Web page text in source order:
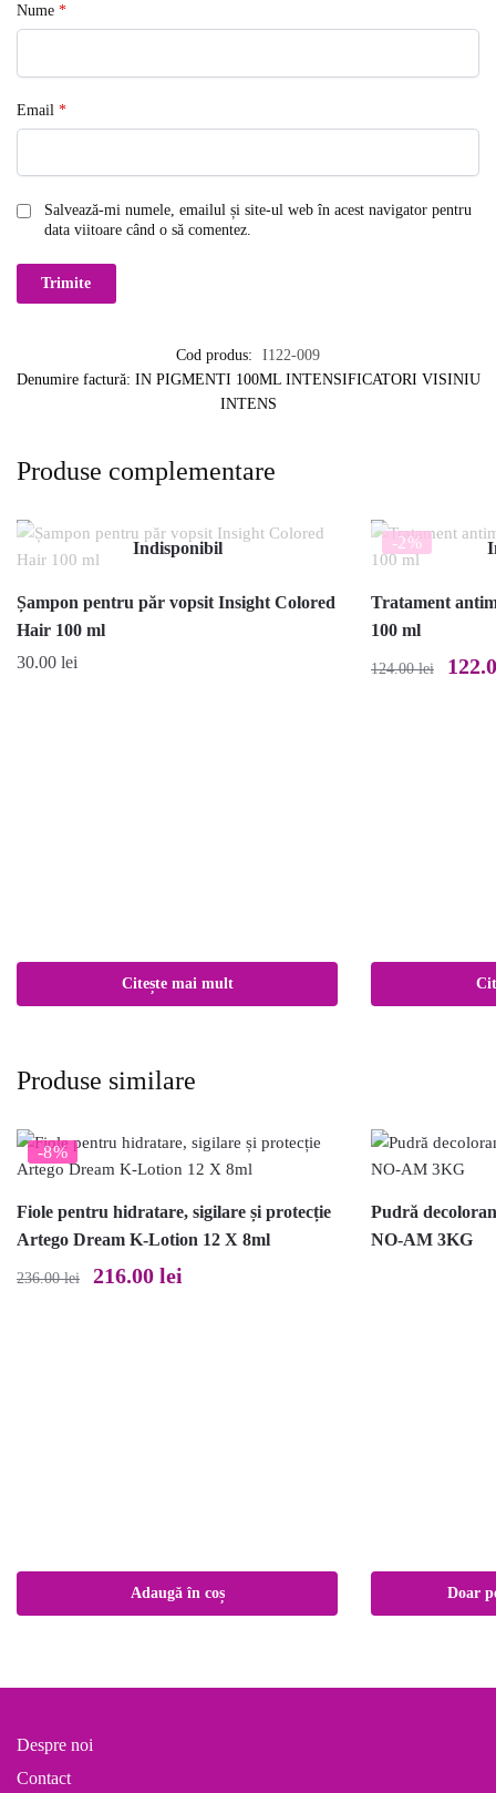
Nume *
Email *
Salvează-mi numele, emailul și site-ul web în acest navigator pentru
data viitoare când o să comentez.
Cod produs:
I122-009
Denumire factură: IN PIGMENTI 100ML INTENSIFICATORI VISINIU
INTENS
Produse complementare
Indisponibil
Șampon pentru păr vopsit Insight Colored
Hair 100 ml
30.00 lei
Citește mai mult
-2%
Tratament
100 ml
124.00lei
Prețul
Produse similare
-8%
Fiole pentru hidratare, sigilare și protecție
Artego Dream K-Lotion 12 X 8ml
236.00lei
Prețul
216.00 lei
Adaugă în coș
Pudră
NO-AM 3KG
Doar
Despre noi
Contact